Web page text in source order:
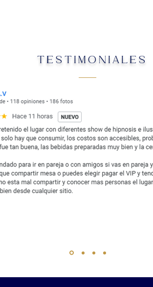
TESTIMONIALES